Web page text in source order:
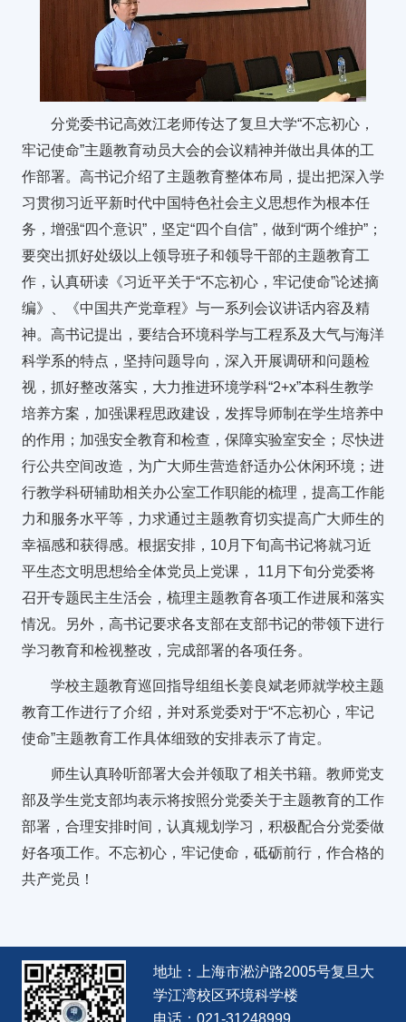
分党委书记高效江老师传达了复旦大学“不忘初心，
牢记使命”主题教育动员大会的会议精神并做出具体的工
作部署。高书记介绍了主题教育整体布局，提出把深入学
习贯彻习近平新时代中国特色社会主义思想作为根本任
务，增强“四个意识”，坚定“四个自信”，做到“两个维护”；
要突出抓好处级以上领导班子和领导干部的主题教育工
作，认真研读《习近平关于“不忘初心，牢记使命”论述摘
编》、《中国共产党章程》与一系列会议讲话内容及精
神。高书记提出，要结合环境科学与工程系及大气与海洋
科学系的特点，坚持问题导向，深入开展调研和问题检
视，抓好整改落实，大力推进环境学科“2+x”本科生教学
培养方案，加强课程思政建设，发挥导师制在学生培养中
的作用；加强安全教育和检查，保障实验室安全；尽快进
行公共空间改造，为广大师生营造舒适办公休闲环境；进
行教学科研辅助相关办公室工作职能的梳理，提高工作能
力和服务水平等，力求通过主题教育切实提高广大师生的
幸福感和获得感。根据安排，10月下旬高书记将就习近
平生态文明思想给全体党员上党课， 11月下旬分党委将
召开专题民主生活会，梳理主题教育各项工作进展和落实
情况。另外，高书记要求各支部在支部书记的带领下进行
学习教育和检视整改，完成部署的各项任务。
学校主题教育巡回指导组组长姜良斌老师就学校主题
教育工作进行了介绍，并对系党委对于“不忘初心，牢记
使命”主题教育工作具体细致的安排表示了肯定。
师生认真聆听部署大会并领取了相关书籍。教师党支
部及学生党支部均表示将按照分党委关于主题教育的工作
部署，合理安排时间，认真规划学习，积极配合分党委做
好各项工作。不忘初心，牢记使命，砥砺前行，作合格的
共产党员！
地址：上海市淞沪路2005号复旦大
学江湾校区环境科学楼
电话：021-31248999